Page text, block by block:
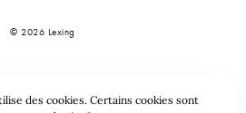
© 2026 Lexing
des cookies. Certains cookies sont